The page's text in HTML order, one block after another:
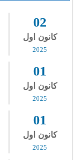
02
كانون اول
2025
01
كانون اول
2025
01
كانون اول
2025